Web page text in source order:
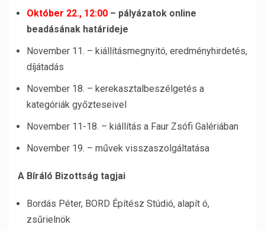
Október 22., 12:00 – pályázatok online
beadásának határideje
November 11. – kiállításmegnyitó, eredményhirdetés,
díjátadás
November 18. – kerekasztalbeszélgetés a
kategóriák győzteseivel
November 11-18. – kiállítás a Faur Zsófi Galériában
November 19. – művek visszaszolgáltatása
A Bíráló Bizottság tagjai
Bordás Péter, BORD Építész Stúdió, alapít ó,
zsűrielnök